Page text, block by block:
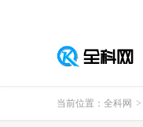
当前位置： 全科网 >